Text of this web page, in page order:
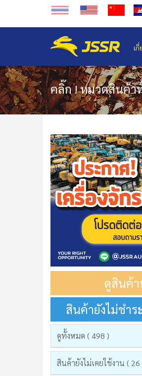
เกี่
คลิ๊ก ! หมวดสินค้า
ดูสินค้
สินค้ายังไม่ชำร
ดูทั้งหมด ( 498 )
สินค้ายังไม่เคยใช้งาน ( 26